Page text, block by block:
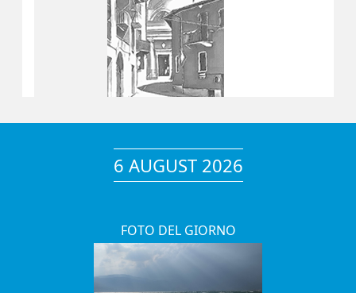
6 AUGUST 2026
FOTO DEL GIORNO